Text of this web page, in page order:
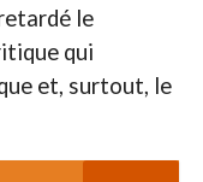
le
qui
et, surtout, le